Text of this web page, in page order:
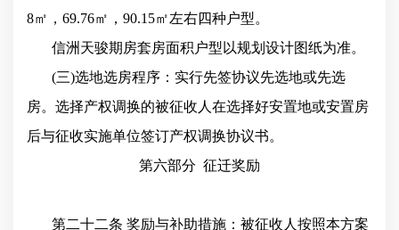
8㎡，69.76㎡，90.15㎡左右四种户型。
信洲天骏期房套房面积户型以规划设计图纸为准。
(三)选地选房程序：实行先签协议先选地或先选
房。选择产权调换的被征收人在选择好安置地或安置房
后与征收实施单位签订产权调换协议书。
第六部分 征迁奖励
第二十二条 奖励与补助措施：被征收人按照本方案